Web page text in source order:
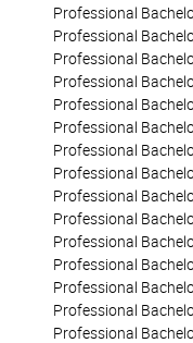
Professional
Professional
Professional
Professional
Professional
Professional
Professional
Professional
Professional
Professional
Professional
Professional
Professional
Professional
Professional